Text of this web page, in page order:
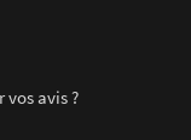
avis ?